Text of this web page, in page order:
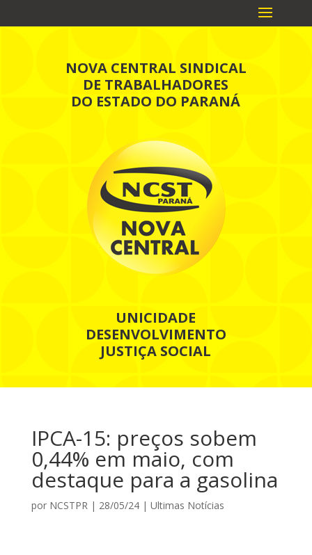
NOVA CENTRAL SINDICAL
DE TRABALHADORES
DO ESTADO DO PARANÁ
UNICIDADE
DESENVOLVIMENTO
JUSTIÇA SOCIAL
IPCA-15: preços sobem
0,44% em maio, com
destaque para a gasolina
por NCSTPR| 28/05/24| Ultimas Notícias